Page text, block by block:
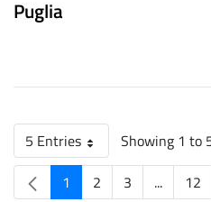
Puglia
5 EntriesPer page Showing 1 to
Page
1 Page
2 Page
3 ... Page
12